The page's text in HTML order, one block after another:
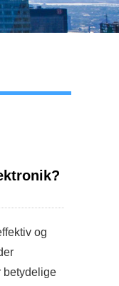
og
betydelige